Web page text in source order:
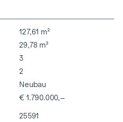
127,61 m²
29,78 m²
3
2
Neubau
€ 1.790.000,–
25591